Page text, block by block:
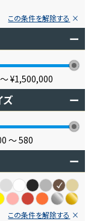
この条件を解除する
ー
〜¥1,500,000
ズ ー
〜580
ー
この条件を解除する